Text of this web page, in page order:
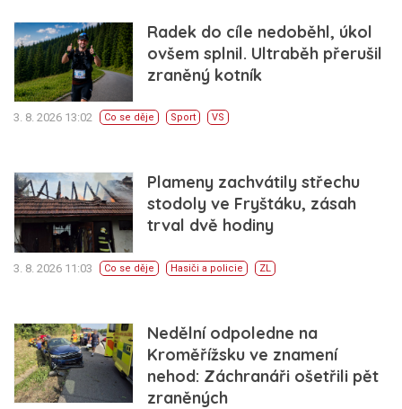
Radek do cíle nedoběhl, úkol
ovšem splnil. Ultraběh přerušil
zraněný kotník
3. 8. 2026 13:02 Co se děje Sport VS
Plameny zachvátily střechu
stodoly ve Fryštáku, zásah
trval dvě hodiny
3. 8. 2026 11:03 Co se děje Hasiči a policie ZL
Nedělní odpoledne na
Kroměřížsku ve znamení
nehod: Záchranáři ošetřili pět
zraněných